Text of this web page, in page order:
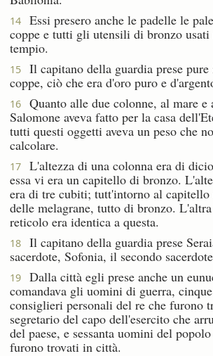
14
Essi presero anche le padelle le
coppe e tutti gli utensili di bronzo
tempio.
15
Il capitano della guardia prese
coppe, ciò che era d'oro puro e
16
Quanto alle due colonne, al mare
Salomone aveva fatto per la casa
tutti questi oggetti aveva un peso che
calcolare.
17
L'altezza di una colonna era di
essa vi era un capitello di bronzo.
era di tre cubiti; tutt'intorno al capitello
delle melagrane, tutto di bronzo.
reticolo era identica a questa.
18
Il capitano della guardia prese
sacerdote, Sofonia, il secondo
19
Dalla città egli prese anche un
comandava gli uomini di guerra,
consiglieri personali del re che furono
segretario del capo dell'esercito che
del paese, e sessanta uomini del
furono trovati in città.